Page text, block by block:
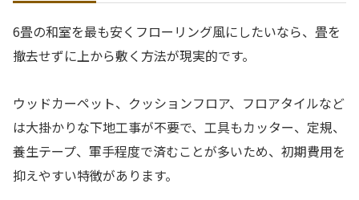
6畳の和室を最も安くフローリング風にしたいなら、畳を
撤去せずに上から敷く方法が現実的です。
ウッドカーペット、クッションフロア、フロアタイルなど
は大掛かりな下地工事が不要で、工具もカッター、定規、
養生テープ、軍手程度で済むことが多いため、初期費用を
抑えやすい特徴があります。